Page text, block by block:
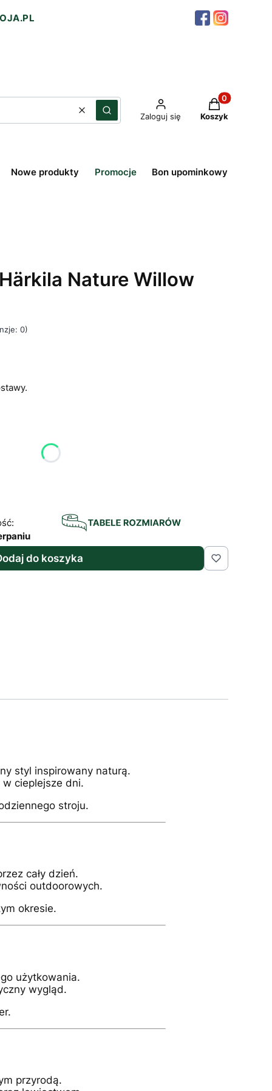
WyczyśćSzukaj Zaloguj się
Produkty w
Koszyk
Nowe produkty Promocje Bon upominkowy
Nature Willow
0)
do koszyka
styl inspirowany naturą.
cieplejsze dni.
stroju.
cały dzień.
outdoorowych.
okresie.
użytkowania.
wygląd.
przyrodą.